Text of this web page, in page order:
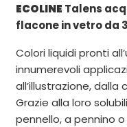
ECOLINE Talens
flacone in vetro da
Colori liquidi pronti
innumerevoli
all’illustrazione, dalla
Grazie alla loro
pennello, a pennino